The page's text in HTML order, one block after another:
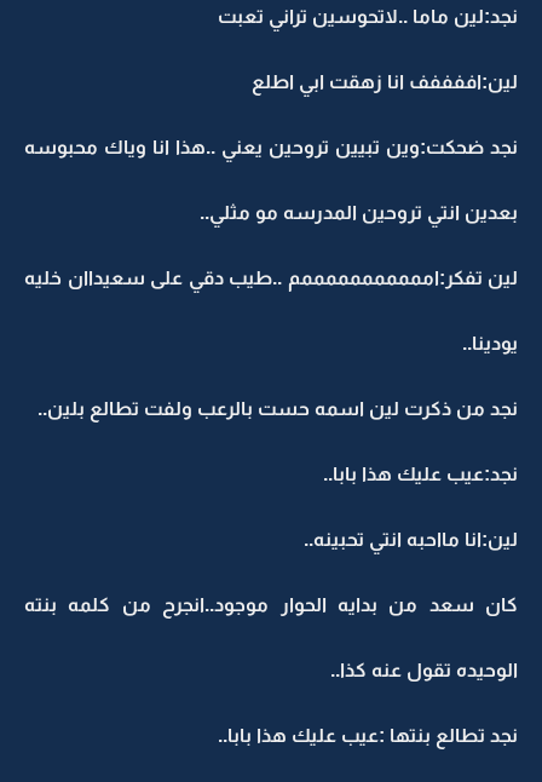
نجد:لين ماما ..لاتحوسين تراني تعبت
لين:اففففف انا زهقت ابي اطلع
نجد ضحكت:وين تبيين تروحين يعني ..هذا انا وياك محبوسه
بعدين انتي تروحين المدرسه مو مثلي..
لين تفكر:امممممممممممم ..طيب دقي على سعيداان خليه
يودينا..
نجد من ذكرت لين اسمه حست بالرعب ولفت تطالع بلين..
نجد:عيب عليك هذا بابا..
لين:انا مااحبه انتي تحبينه..
كان سعد من بدايه الحوار موجود..انجرح من كلمه بنته
الوحيده تقول عنه كذا..
نجد تطالع بنتها :عيب عليك هذا بابا..